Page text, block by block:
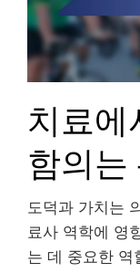
치료에
함의는
도덕과 가치는
료사 역학에 영
는 데 중요한 역